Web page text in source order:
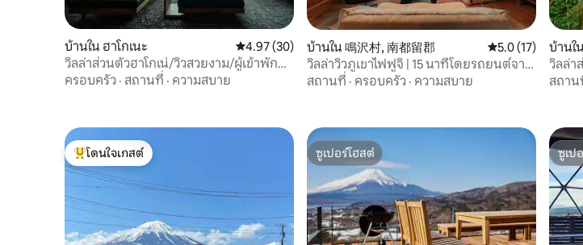
• โปรเจคเตอร์: เพลิดเพลินกับภาพยนตร์บน
จอขนาดใหญ่ ・ซาวน่าและอ่างน้ำร้อน: มี
ซาวน่าและอ่างน้ำร้อนให้ใช้ ・ห้องพักสไตล์
ญี่ปุ่น: ห้องพักสไตล์ญี่ปุ่นพร้อมเสื่อทาทามิ
เพื่อให้ได้บรรยากาศแบบญี่ปุ่นดั้งเดิม ・สิ่ง
อำนวยความสะดวกสำหรับเด็ก: เรามีเก้าอี้
บ้านใน ฮาโกเนะ คะแนนเฉลี่ย 4.97 จาก 5, 30 รีวิว
4.97 (30)
วิลล่าส่วนตัวฮาโกเน่/วิวสวยงาม/ผู้เข้าพัก
สูงสุด 10 คน
ครอบครัว · สถานที่ · ความสบาย
บ้านใน 鳴沢村, 南都留郡 คะแนนเฉลี่ย 5.0 จ
5.0 (17)
วิลล่าวิวภูเขาไฟฟูจิ | 15 นาทีโดยรถยนต์จาก
สถานีคาวากุจิโกะ | สูงสุด 8 คน | 10 เตียง |
สถานที่ · ครอบครัว · ความสบาย
บ้านใ
mo
วิลล่า
ธรรม
สถาน
โดนใจเกสต์ที่สุด
โดนใจเกสต์
ซูเปอร์โฮสต์
ซูเปอร์โฮสต์
ซูเป
ซูเป